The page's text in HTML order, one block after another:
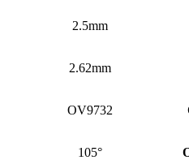
2.5mm
2.62mm
OV9732
105°